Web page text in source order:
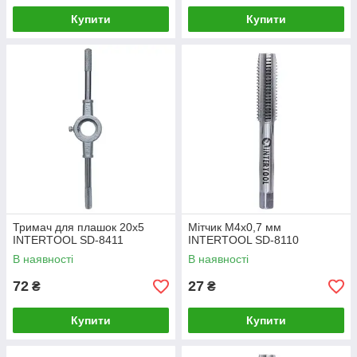
Купити Купити
Тримач для плашок 20x5
INTERTOOL SD-8411
В наявності
72 ₴
Купити
Мітчик M4x0,7 мм
INTERTOOL SD-8110
В наявності
27 ₴
Купити